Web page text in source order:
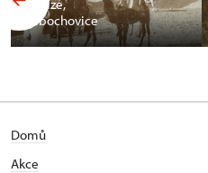
v Gíze,
Libochovice
Domů
Akce